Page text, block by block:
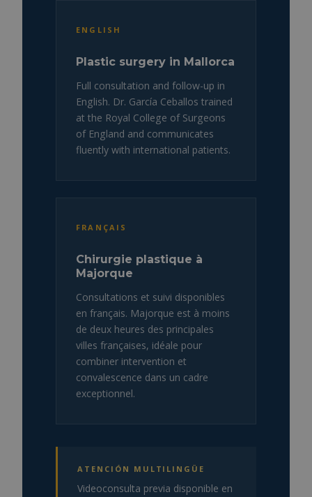
ENGLISH
Plastic surgery in Mallorca
Full consultation and follow-up in
English. Dr. García Ceballos trained
at the Royal College of Surgeons
of England and communicates
fluently with international patients.
FRANÇAIS
Chirurgie plastique à
Majorque
Consultations et suivi disponibles
en français. Majorque est à moins
de deux heures des principales
villes françaises, idéale pour
combiner intervention et
convalescence dans un cadre
exceptionnel.
ATENCIÓN MULTILINGÜE
Videoconsulta previa disponible en